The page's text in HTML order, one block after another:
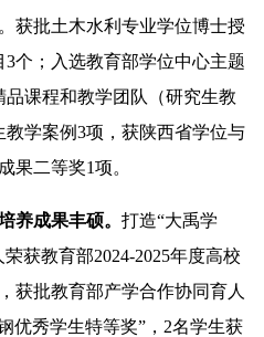
获批土木水利专业学位博士授
个；入选教育部学位中心主题
课程和教学团队（研究生教
学案例3项，获陕西省学位与
果二等奖1项。
养成果丰硕。 打造“大禹学
获教育部2024-2025年度高校
获批教育部产学合作协同育人
优秀学生特等奖”，2名学生获